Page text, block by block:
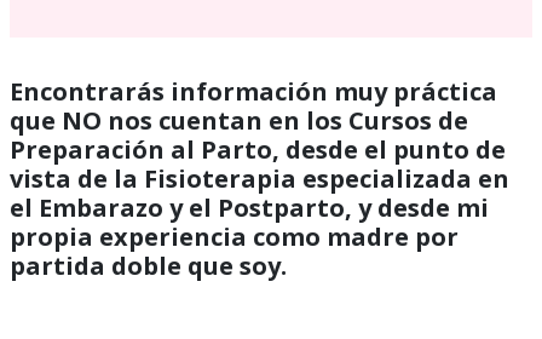
Encontrarás información muy práctica
que NO nos cuentan en los Cursos de
Preparación al Parto, desde el punto de
vista de la Fisioterapia especializada en
el Embarazo y el Postparto, y desde mi
propia experiencia como madre por
partida doble que soy.